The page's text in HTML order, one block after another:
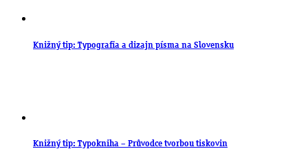
Knižný tip: Typografia a dizajn písma na Slovensku
Knižný tip: Typokniha – Průvodce tvorbou tiskovin